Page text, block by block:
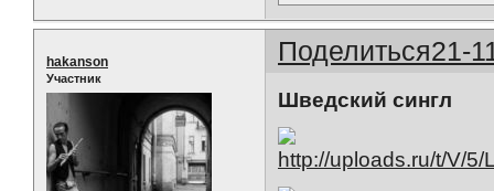
Поделиться21-
hakanson
Участник
Шведский сингл